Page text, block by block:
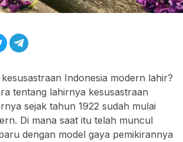
Indonesia modern lahir?
tentang lahirnya kesusastraan
sejak tahun 1922 sudah mulai
Di mana saat itu telah muncul
dengan model gaya pemikirannya